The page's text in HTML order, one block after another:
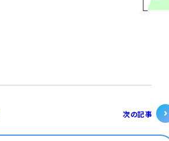
次の記事